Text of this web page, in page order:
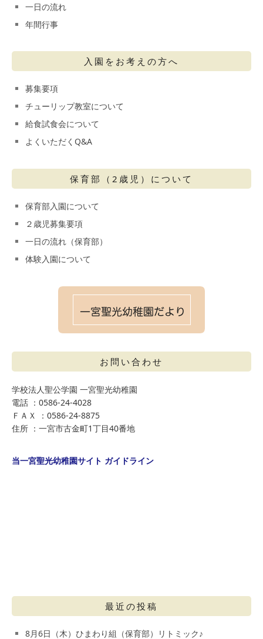
一日の流れ
年間行事
入園をお考えの方へ
募集要項
チューリップ教室について
給食試食会について
よくいただくQ&A
保育部（2歳児）について
保育部入園について
２歳児募集要項
一日の流れ（保育部）
体験入園について
お問い合わせ
学校法人聖公学園 一宮聖光幼稚園
電話 ：0586-24-4028
ＦＡＸ ：0586-24-8875
住所 ：一宮市古金町1丁目40番地
当一宮聖光幼稚園サイト ガイドライン
最近の投稿
8月6日（木）ひまわり組（保育部）リトミック♪